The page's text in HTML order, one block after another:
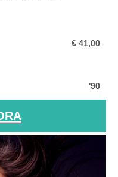
€ 41,00
'90